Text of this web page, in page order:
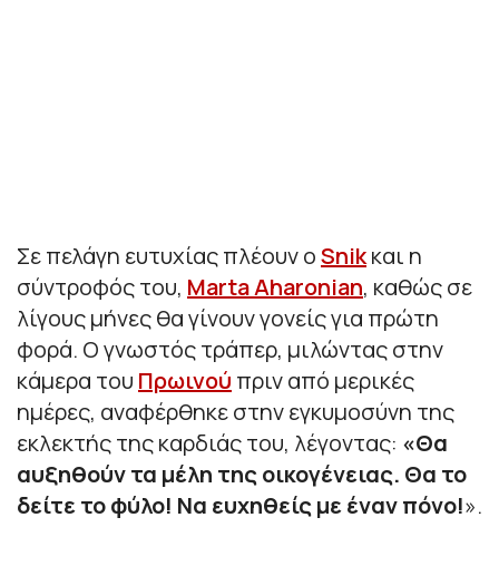
Σε πελάγη ευτυχίας πλέουν οSnikκαι η
σύντροφός του, Marta Aharonian, καθώς σε
λίγους μήνες θα γίνουν γονείς για πρώτη
φορά. Ο γνωστός τράπερ, μιλώντας στην
κάμερα του Πρωινού πριν από μερικές
ημέρες, αναφέρθηκε στην εγκυμοσύνη της
εκλεκτής της καρδιάς του, λέγοντας: «Θα
αυξηθούν τα μέλη της οικογένειας. Θα το
δείτε το φύλο! Να ευχηθείς με έναν πόνο!».